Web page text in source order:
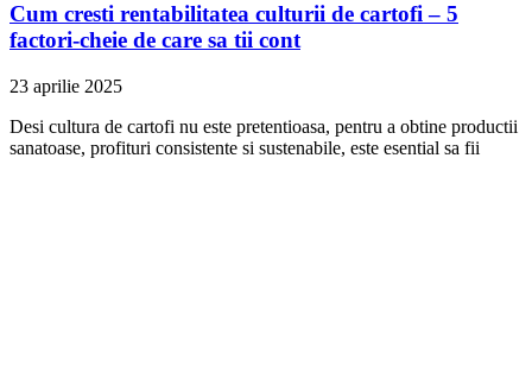
Cum cresti rentabilitatea culturii de cartofi – 5
factori-cheie de care sa tii cont
23 aprilie 2025
Desi cultura de cartofi nu este pretentioasa, pentru a obtine productii
sanatoase, profituri consistente si sustenabile, este esential sa fii